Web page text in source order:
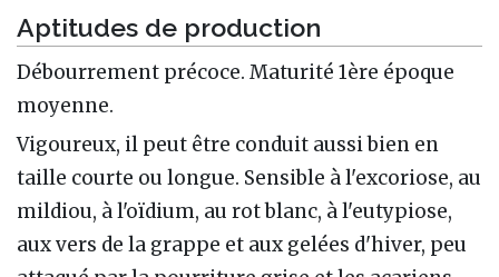
Aptitudes de production
Débourrement précoce. Maturité 1ère époque
moyenne.
Vigoureux, il peut être conduit aussi bien en
taille courte ou longue. Sensible à l'excoriose, au
mildiou, à l'oïdium, au rot blanc, à l'eutypiose,
aux vers de la grappe et aux gelées d'hiver, peu